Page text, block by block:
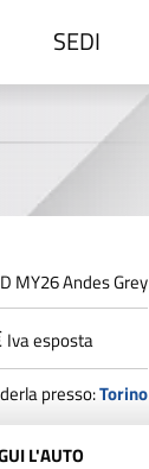
SEDI
MY26 Andes Grey
Iva esposta
presso:Torino
L'AUTO